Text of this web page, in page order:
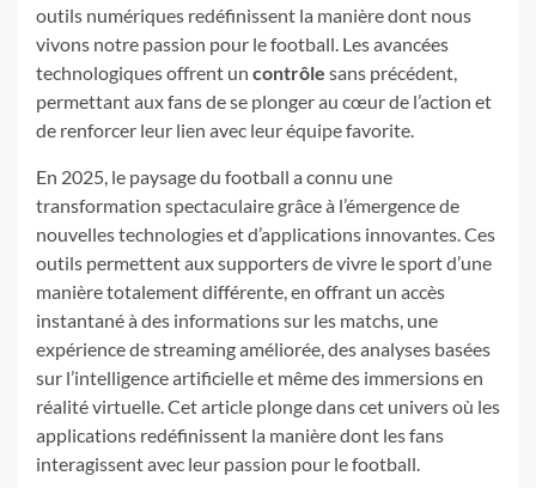
outils numériques redéfinissent la manière dont nous
vivons notre passion pour le football. Les avancées
technologiques offrent un contrôle sans précédent,
permettant aux fans de se plonger au cœur de l’action et
de renforcer leur lien avec leur équipe favorite.
En 2025, le paysage du football a connu une
transformation spectaculaire grâce à l’émergence de
nouvelles technologies et d’applications innovantes. Ces
outils permettent aux supporters de vivre le sport d’une
manière totalement différente, en offrant un accès
instantané à des informations sur les matchs, une
expérience de streaming améliorée, des analyses basées
sur l’intelligence artificielle et même des immersions en
réalité virtuelle. Cet article plonge dans cet univers où les
applications redéfinissent la manière dont les fans
interagissent avec leur passion pour le football.